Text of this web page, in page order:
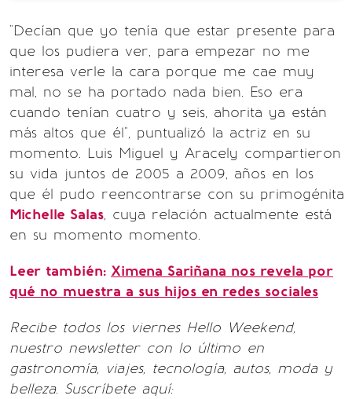
"Decían que yo tenía que estar presente para
que los pudiera ver, para empezar no me
interesa verle la cara porque me cae muy
mal, no se ha portado nada bien. Eso era
cuando tenían cuatro y seis, ahorita ya están
más altos que él", puntualizó la actriz en su
momento. Luis Miguel y Aracely compartieron
su vida juntos de 2005 a 2009, años en los
que él pudo reencontrarse con su primogénita
Michelle Salas, cuya relación actualmente está
en su momento momento.
Leer también: Ximena Sariñana nos revela por
qué no muestra a sus hijos en redes sociales
Recibe todos los viernes Hello Weekend,
nuestro newsletter con lo último en
gastronomía, viajes, tecnología, autos, moda y
belleza. Suscríbete aquí: